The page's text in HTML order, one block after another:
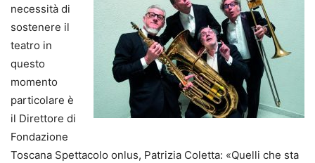
necessità di
sostenere il
teatro in
questo
momento
particolare è
il Direttore di
Fondazione
Toscana Spettacolo onlus, Patrizia Coletta: «Quelli che sta